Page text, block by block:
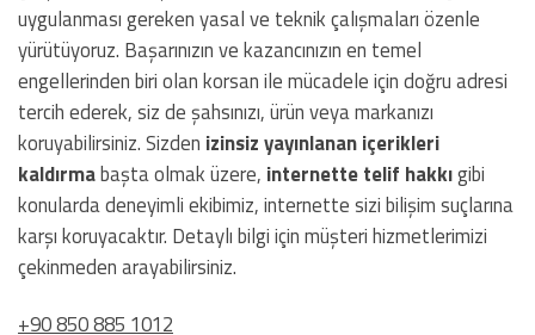
uygulanması gereken yasal ve teknik çalışmaları özenle
yürütüyoruz. Başarınızın ve kazancınızın en temel
engellerinden biri olan korsan ile mücadele için doğru adresi
tercih ederek, siz de şahsınızı, ürün veya markanızı
koruyabilirsiniz. Sizden izinsiz yayınlanan içerikleri
kaldırmabaşta olmak üzere, internette telif hakkıgibi
konularda deneyimli ekibimiz, internette sizi bilişim suçlarına
karşı koruyacaktır. Detaylı bilgi için müşteri hizmetlerimizi
çekinmeden arayabilirsiniz.
+90 850 885 1012